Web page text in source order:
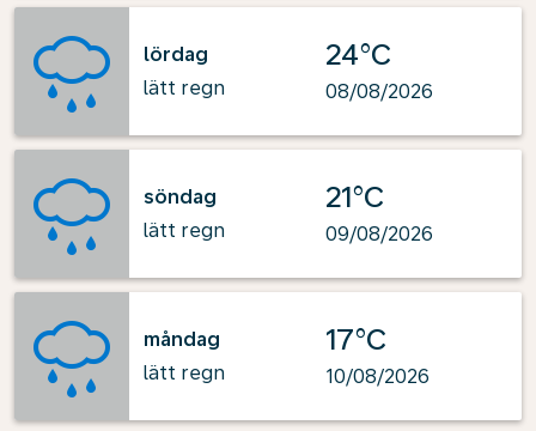
lördag
lätt regn
24°C
08/08/2026
söndag
lätt regn
21°C
09/08/2026
måndag
lätt regn
17°C
10/08/2026